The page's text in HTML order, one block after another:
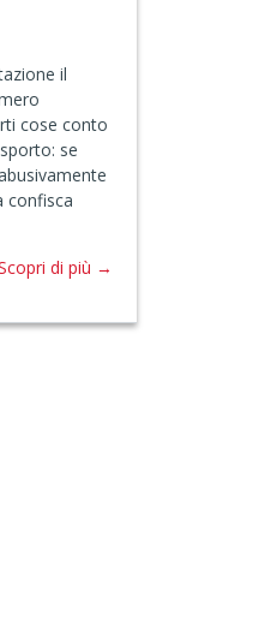
il
cose conto
se
confisca
di più →